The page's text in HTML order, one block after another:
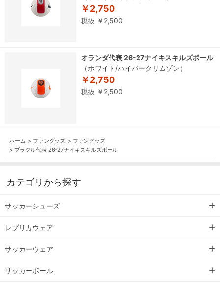
￥2,750
税抜 ￥2,500
オランダ代表 26-27ナイキスキルズボール
（ホワイト/ハイパークリムゾン）
￥2,750
税抜 ￥2,500
ホーム > ファングッズ > ファングッズ
> ブラジル代表 26-27ナイキスキルズボール
カテゴリから探す
サッカーシューズ
レプリカウェア
サッカーウェア
サッカーボール